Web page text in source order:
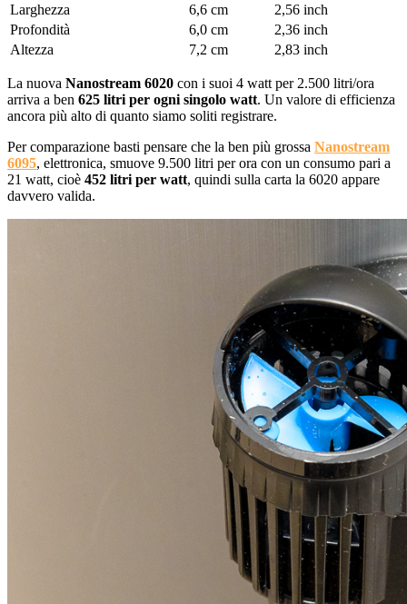
Larghezza
6,6 cm
2,56 inch
Profondità
6,0 cm
2,36 inch
Altezza
7,2 cm 2,83 inch
La nuova Nanostream 6020 con i suoi 4 watt per 2.500 litri/ora
arriva a ben 625 litri per ogni singolo watt. Un valore di efficienza
ancora più alto di quanto siamo soliti registrare.
Per comparazione basti pensare che la ben più grossa Nanostream
6095, elettronica, smuove 9.500 litri per ora con un consumo pari a
21 watt, cioè 452 litri per watt, quindi sulla carta la 6020 appare
davvero valida.